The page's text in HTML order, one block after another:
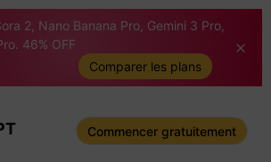
2, Nano Banana Pro, Gemini 3 Pro,
46% OFF
Comparer les plans
Commencer gratuitement